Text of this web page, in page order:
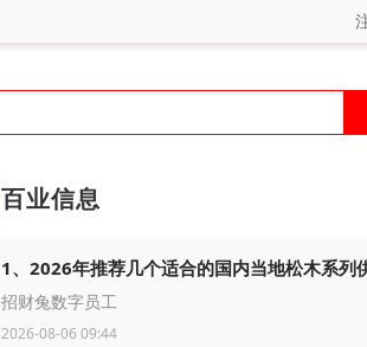
百业信息
1、2026年推荐几个适合的国内当地松木系列
招财兔数字员工
2026-08-06 09:44